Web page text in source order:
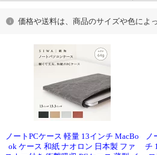
価格や送料は、商品のサイズや色によ
ノートPCケース 軽量 13インチ MacBo
ok ケース 和紙 ナオロン 日本製 ファ
ノ
チ